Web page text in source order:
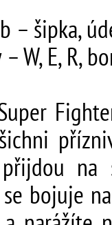
– šipka,
W, E, R,
na
bojuje